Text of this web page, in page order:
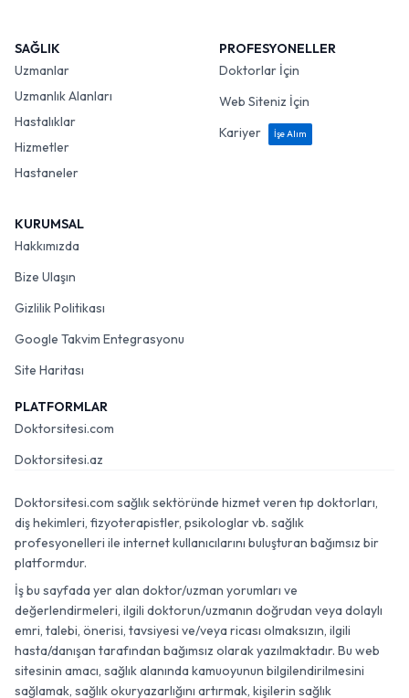
SAĞLIK
Uzmanlar
Uzmanlık Alanları
Hastalıklar
Hizmetler
Hastaneler
PROFESYONELLER
Doktorlar İçin
Web Siteniz İçin
Kariyer
İşe Alım
KURUMSAL
Hakkımızda
Bize Ulaşın
Gizlilik Politikası
Google Takvim Entegrasyonu
Site Haritası
PLATFORMLAR
Doktorsitesi.com
Doktorsitesi.az
Doktorsitesi.com sağlık sektöründe hizmet veren tıp doktorları,
diş hekimleri, fizyoterapistler, psikologlar vb. sağlık
profesyonelleri ile internet kullanıcılarını buluşturan bağımsız bir
platformdur.
İş bu sayfada yer alan doktor/uzman yorumları ve
değerlendirmeleri, ilgili doktorun/uzmanın doğrudan veya dolaylı
emri, talebi, önerisi, tavsiyesi ve/veya ricası olmaksızın, ilgili
hasta/danışan tarafından bağımsız olarak yazılmaktadır. Bu web
sitesinin amacı, sağlık alanında kamuoyunun bilgilendirilmesini
sağlamak, sağlık okuryazarlığını artırmak, kişilerin sağlık